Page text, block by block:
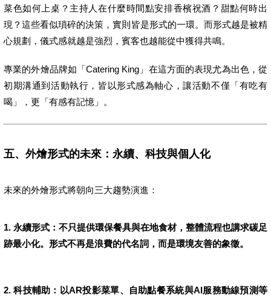
菜色如何上桌？主持人在什麼時間點安排香檳祝酒？甜點何時出
現？這些看似瑣碎的決策，實則皆是形式的一環。而形式越是被精
心規劃，儀式感就越是強烈，賓客也越能從中獲得共鳴。
專業的外燴品牌如「Catering King」在這方面的表現尤為出色，從
初期溝通到活動執行，皆以形式感為軸心，讓活動不僅「有吃有
喝」，更「有感有記憶」。
五、外燴形式的未來：永續、科技與個人化
未來的外燴形式將朝向三大趨勢演進：
1. 永續形式：不只提供環保餐具與在地食材，整體流程也講求碳足
跡最小化。形式不再是浪費的代名詞，而是環境友善的象徵。
2. 科技輔助：以AR投影菜單、自助點餐系統與AI服務動線預測等